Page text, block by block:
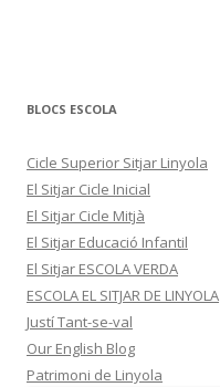
BLOCS ESCOLA
Cicle Superior Sitjar Linyola
El Sitjar Cicle Inicial
El Sitjar Cicle Mitjà
El Sitjar Educació Infantil
El Sitjar ESCOLA VERDA
ESCOLA EL SITJAR DE LINYOLA
Justí Tant-se-val
Our English Blog
Patrimoni de Linyola